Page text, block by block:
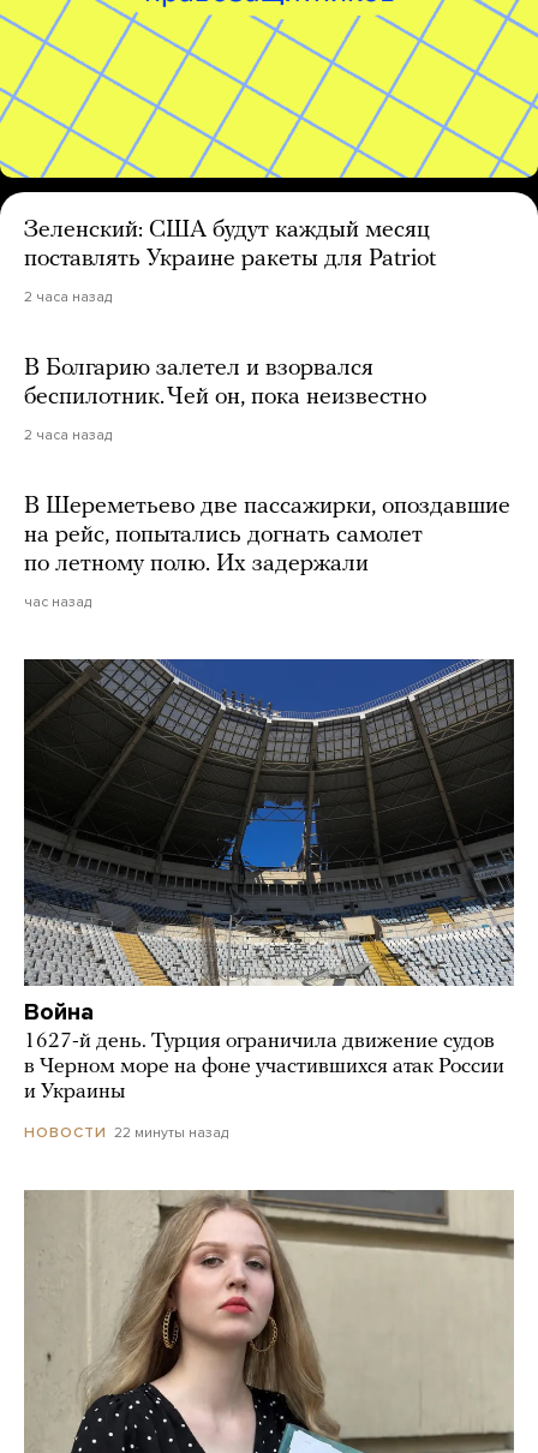
Зеленский: США будут каждый месяц
поставлять Украине ракеты для Patriot
2 часа назад
В Болгарию залетел и взорвался
беспилотник. Чей он, пока неизвестно
2 часа назад
В Шереметьево две пассажирки, опоздавшие
на рейс, попытались догнать самолет
по летному полю. Их задержали
час назад
Война
1627-й день. Турция ограничила движение судов
в Черном море на фоне участившихся атак России
и Украины
НОВОСТИ 22 минуты назад